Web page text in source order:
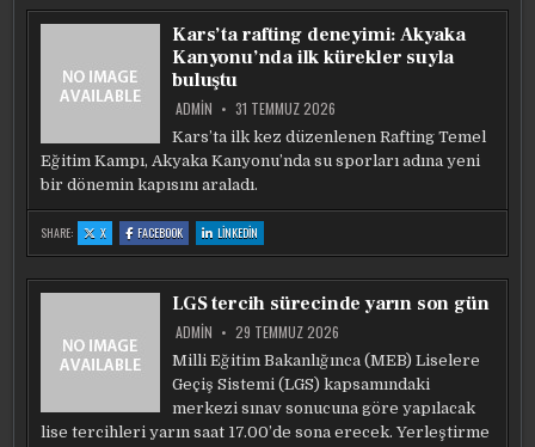
BUGÜN
BAŞLIYOR
BUGÜN BUGÜN
Kars’ta rafting deneyimi: Akyaka
Kanyonu’nda ilk kürekler suyla
buluştu
ADMIN 31 TEMMUZ 2026
Kars’ta ilk kez düzenlenen Rafting Temel
Eğitim Kampı, Akyaka Kanyonu’nda su sporları adına yeni
bir dönemin kapısını araladı.
SHARE: X:
KARS’TA
RAFTING
AKYAKA
KANYONU’NDA
BULUŞTU
FACEBOOK:
KARS’TA
RAFTING
AKYAKA
ILK
KÜREKLER
SUYLA
BULUŞTU
LINKEDIN
KARS’TA
RAFTING
AKYAKA
ILK
KÜREKLER
SUYLA
BULUŞTU
LGS tercih sürecinde yarın son gün
ADMIN 29 TEMMUZ 2026
Milli Eğitim Bakanlığınca (MEB) Liselere
Geçiş Sistemi (LGS) kapsamındaki
merkezi sınav sonucuna göre yapılacak
lise tercihleri yarın saat 17.00’de sona erecek. Yerleştirme